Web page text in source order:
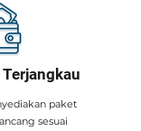
paket
sesuai